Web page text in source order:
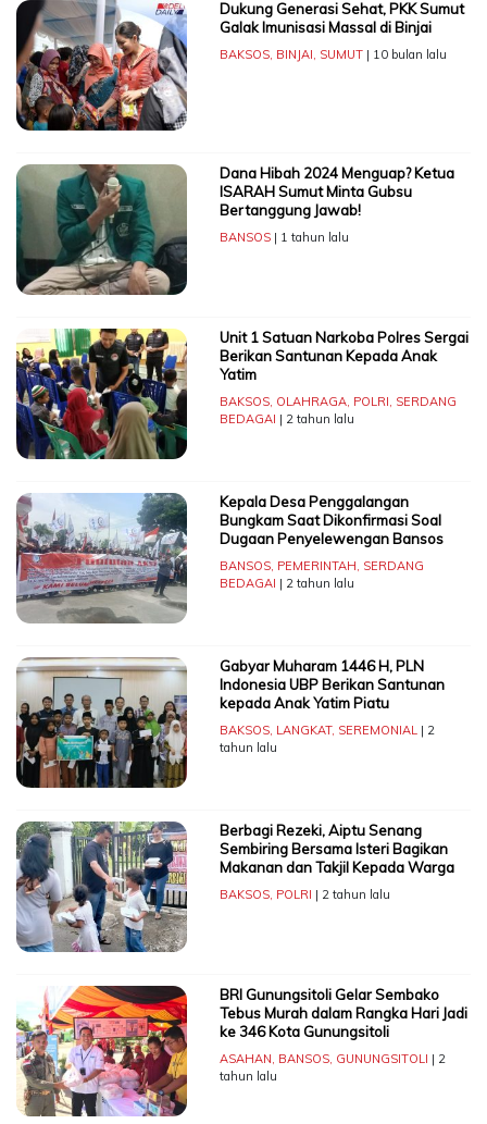
Dukung Generasi Sehat, PKK Sumut
Galak Imunisasi Massal di Binjai
BAKSOS, BINJAI, SUMUT| 10 bulan lalu
Dana Hibah 2024 Menguap? Ketua
ISARAH Sumut Minta Gubsu
Bertanggung Jawab!
BANSOS| 1 tahun lalu
Unit 1 Satuan Narkoba Polres Sergai
Berikan Santunan Kepada Anak
Yatim
BAKSOS, OLAHRAGA, POLRI, SERDANG
BEDAGAI | 2 tahun lalu
Kepala Desa Penggalangan
Bungkam Saat Dikonfirmasi Soal
Dugaan Penyelewengan Bansos
BANSOS, PEMERINTAH, SERDANG
BEDAGAI | 2 tahun lalu
Gabyar Muharam 1446 H, PLN
Indonesia UBP Berikan Santunan
kepada Anak Yatim Piatu
BAKSOS, LANGKAT, SEREMONIAL| 2
tahun lalu
Berbagi Rezeki, Aiptu Senang
Sembiring Bersama Isteri Bagikan
Makanan dan Takjil Kepada Warga
BAKSOS, POLRI | 2 tahun lalu
BRI Gunungsitoli Gelar Sembako
Tebus Murah dalam Rangka Hari Jadi
ke 346 Kota Gunungsitoli
ASAHAN, BANSOS, GUNUNGSITOLI | 2
tahun lalu